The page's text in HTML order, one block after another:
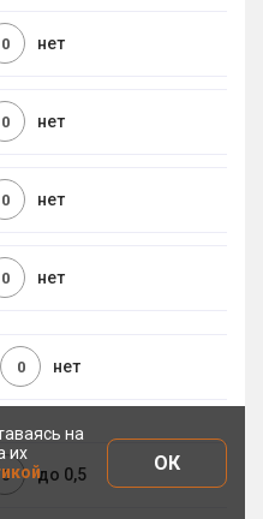
нет
0
нет
0
нет
0
нет
0
нет
0
до 0,5
0
на
их
ОК